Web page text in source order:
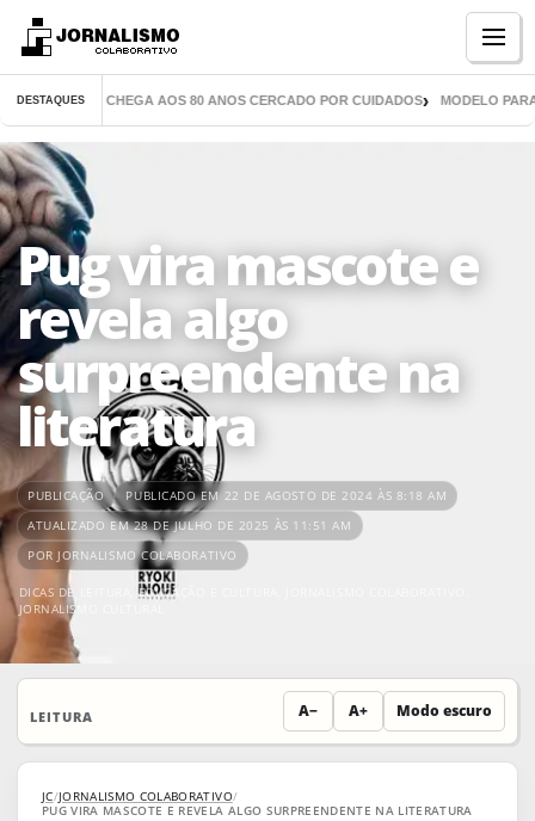
DESTAQUES
MIL LIVROS CHEGA AOS 80 ANOS CERCADO POR CUIDADOS MODELO
Pug vira mascote e
revela algo
surpreendente na
literatura
PUBLICAÇÃO
PUBLICADO EM 22 DE AGOSTO DE 2024 ÀS 8:18 AM
ATUALIZADO EM 28 DE JULHO DE 2025 ÀS 11:51 AM
POR JORNALISMO COLABORATIVO
DICAS DE LEITURA ,EDUCAÇÃO E CULTURA
JORNALISMO CULTURAL
LEITURA A− A+ Modo escuro
JC/JORNALISMO COLABORATIVO/
PUG VIRA MASCOTE E REVELA ALGO SURPREENDENTE NA LITERATURA